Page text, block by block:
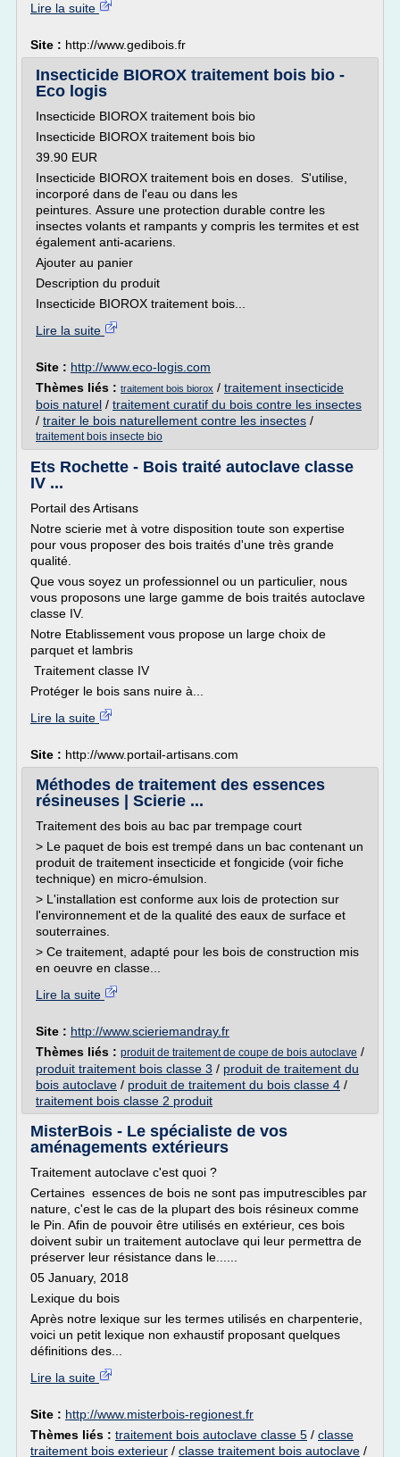
Lire la suite
Site : http://www.gedibois.fr
Insecticide BIOROX traitement bois bio -
Eco logis
Insecticide BIOROX traitement bois bio
Insecticide BIOROX traitement bois bio
39.90 EUR
Insecticide BIOROX traitement bois en doses. S'utilise,
incorporé dans de l'eau ou dans les
peintures. Assure une protection durable contre les
insectes volants et rampants y compris les termites et est
également anti-acariens.
Ajouter au panier
Description du produit
Insecticide BIOROX traitement bois...
Lire la suite
Site : http://www.eco-logis.com
Thèmes liés : traitement bois biorox / traitement insecticide
bois naturel / traitement curatif du bois contre les insectes
/ traiter le bois naturellement contre les insectes /
traitement bois insecte bio
Ets Rochette - Bois traité autoclave classe
IV ...
Portail des Artisans
Notre scierie met à votre disposition toute son expertise
pour vous proposer des bois traités d'une très grande
qualité.
Que vous soyez un professionnel ou un particulier, nous
vous proposons une large gamme de bois traités autoclave
classe IV.
Notre Etablissement vous propose un large choix de
parquet et lambris
Traitement classe IV
Protéger le bois sans nuire à...
Lire la suite
Site : http://www.portail-artisans.com
Méthodes de traitement des essences
résineuses | Scierie ...
Traitement des bois au bac par trempage court
> Le paquet de bois est trempé dans un bac contenant un
produit de traitement insecticide et fongicide (voir fiche
technique) en micro-émulsion.
> L'installation est conforme aux lois de protection sur
l'environnement et de la qualité des eaux de surface et
souterraines.
> Ce traitement, adapté pour les bois de construction mis
en oeuvre en classe...
Lire la suite
Site : http://www.scieriemandray.fr
Thèmes liés : produit de traitement de coupe de bois autoclave /
produit traitement bois classe 3 / produit de traitement du
bois autoclave / produit de traitement du bois classe 4 /
traitement bois classe 2 produit
MisterBois - Le spécialiste de vos
aménagements extérieurs
Traitement autoclave c'est quoi ?
Certaines essences de bois ne sont pas imputrescibles par
nature, c'est le cas de la plupart des bois résineux comme
le Pin. Afin de pouvoir être utilisés en extérieur, ces bois
doivent subir un traitement autoclave qui leur permettra de
préserver leur résistance dans le......
05 January, 2018
Lexique du bois
Après notre lexique sur les termes utilisés en charpenterie,
voici un petit lexique non exhaustif proposant quelques
définitions des...
Lire la suite
Site : http://www.misterbois-regionest.fr
Thèmes liés : traitement bois autoclave classe 5 / classe
traitement bois exterieur / classe traitement bois autoclave /